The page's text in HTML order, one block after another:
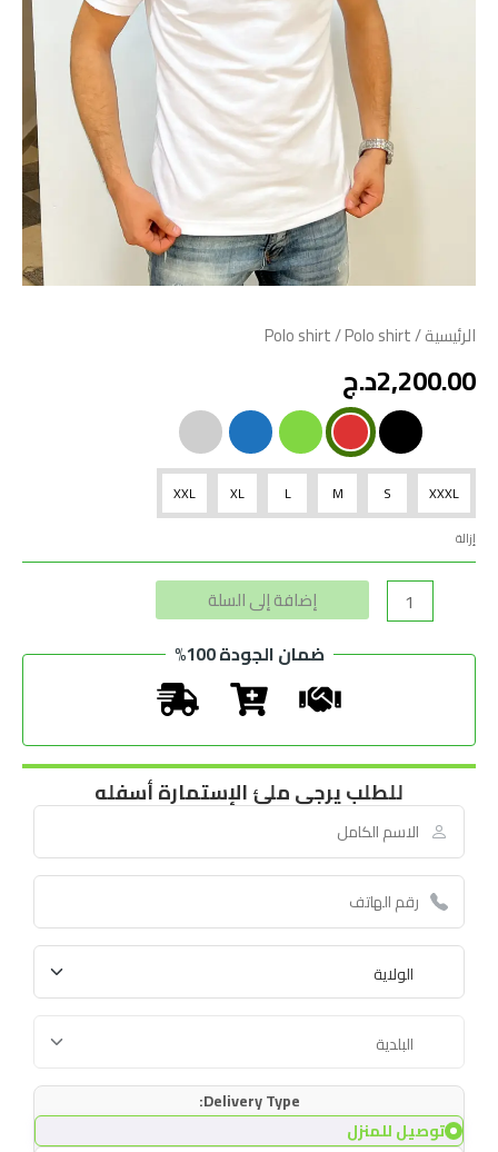
الرئيسية/
Polo shirt/ Polo shirt
2,200.00د.ج
XXXL
S
M
L
XL
XXL
إزالة
إضافة إلى السلة
ضمان الجودة 100%
للطلب يرجى ملئ الإستمارة أسفله
Delivery Type:
توصيل للمنزل